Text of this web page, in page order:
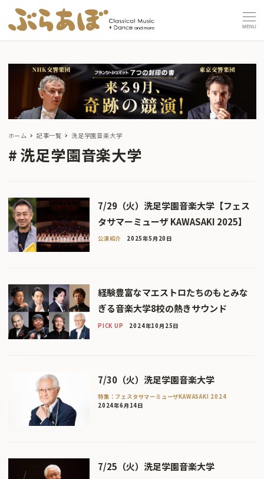
MENU
ホーム 記事一覧 洗足学園音楽大学
洗足学園音楽大学
7/29（火）洗足学園音楽大学【フェス
タサマーミューザ KAWASAKI 2025】
公演紹介 2025年5月20日
経験豊富なマエストロたちのもとみな
ぎる音楽大学8校の熱きサウンド
PICK UP 2024年10月25日
7/30（火）洗足学園音楽大学
特集：フェスタサマーミューザKAWASAKI 2024
2024年6月14日
7/25（火）洗足学園音楽大学